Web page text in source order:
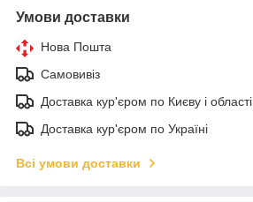
Умови доставки
Нова Пошта
Самовивіз
Доставка кур'єром по Києву і області
Доставка кур'єром по Україні
Всі умови доставки